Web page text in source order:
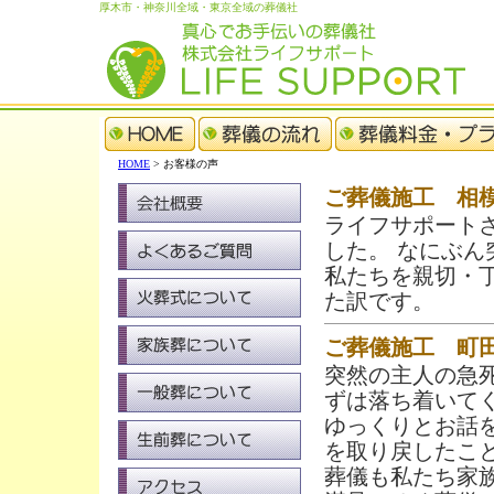
厚木市・神奈川全域・東京全域の葬儀社
真心でお手伝いの葬儀社｜株式
ライフサポ
HOME > お客様の声
ご葬儀施工 相
ライフサポート
した。 なにぶ
私たちを親切・
た訳です。
ご葬儀施工 町
突然の主人の急
ずは落ち着いて
ゆっくりとお話
を取り戻したこ
葬儀も私たち家